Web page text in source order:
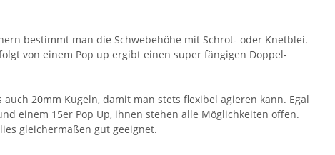
bestimmt man die Schwebehöhe mit Schrot- oder Knetblei.
von einem Pop up ergibt einen super fängigen Doppel-
20mm Kugeln, damit man stets flexibel agieren kann. Egal
einem 15er Pop Up, ihnen stehen alle Möglichkeiten offen.
gleichermaßen gut geeignet.